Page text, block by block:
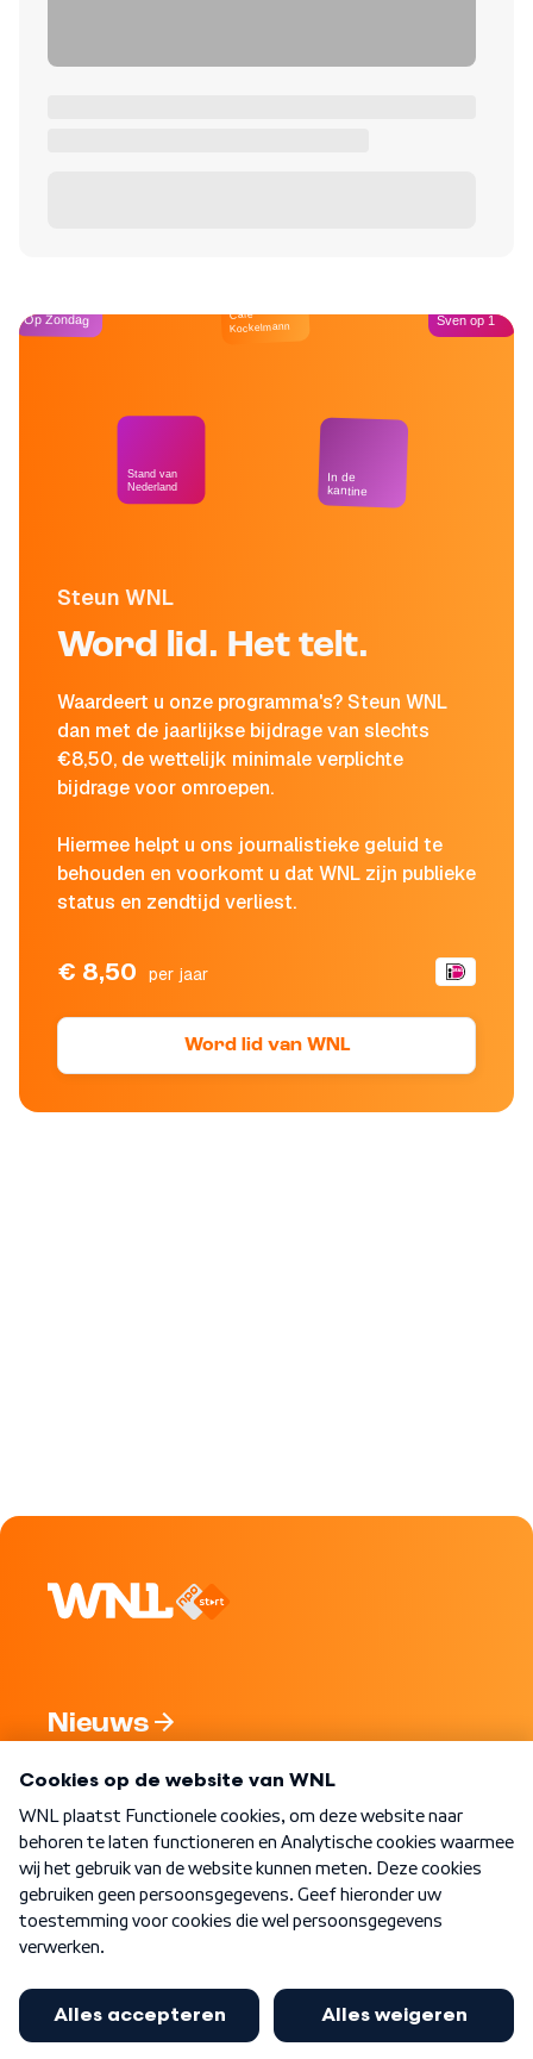
Steun WNL
Word lid. Het telt.
Waardeert u onze programma's? Steun WNL
dan met de jaarlijkse bijdrage van slechts
€8,50, de wettelijk minimale verplichte
bijdrage voor omroepen.
Hiermee helpt u ons journalistieke geluid te
behouden en voorkomt u dat WNL zijn publieke
status en zendtijd verliest.
€ 8,50 per jaar
Word lid van WNL
Op Zondag
Stand van
Nederland
Café
Kockelmann
In de
kantine
Sven op 1
Nieuws
Nieuwsbrief
Word Lid